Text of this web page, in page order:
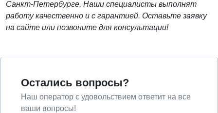
Санкт-Петербурге. Наши специалисты выполнят
работу качественно и с гарантией. Оставьте заявку
на сайте или позвоните для консультации!
Остались вопросы?
Наш оператор с удовольствием ответит на все
ваши вопросы!